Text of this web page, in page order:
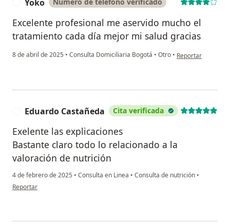
Yoko
Excelente profesional me aservido mucho el
tratamiento cada día mejor mi salud gracias
8 de abril de 2025 • Consulta Domiciliaria Bogotá • Otro • en opinión del
Reportar
Eduardo Castañeda Cita verificada
Exelente las explicaciones
Bastante claro todo lo relacionado a la
valoración de nutrición
4 de febrero de 2025 • Consulta en Linea • Consulta de nutrición •
en opinión del usuario Eduardo Castañeda
Reportar